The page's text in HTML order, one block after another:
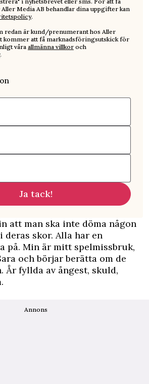
Media AB behandlar dina uppgifter kan
.
redan är kund/prenumerant hos Aller
kommer att få marknadsföringsutskick för
våra allmänna villkor och
.
Ja tack!
att man ska inte döma någon
skor. Alla har en
på. Min är mitt spelmissbruk,
och börjar berätta om de
År fyllda av ångest, skuld,
Annons